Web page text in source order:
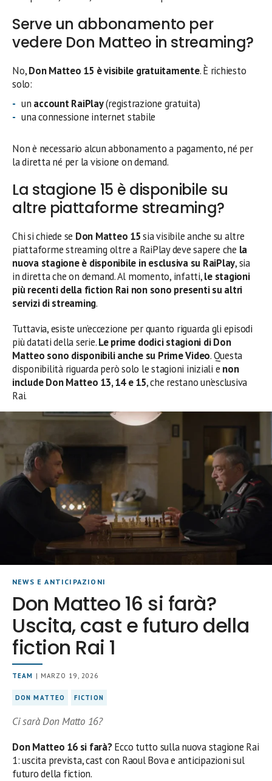
Serve un abbonamento per
vedere Don Matteo in streaming?
No,Don Matteo 15 è visibile gratuitamente. È richiesto
solo:
un account RaiPlay(registrazione gratuita)
una connessione internet stabile
Non è necessario alcun abbonamento a pagamento, né per
la diretta né per la visione on demand.
La stagione 15 è disponibile su
altre piattaforme streaming?
Chi si chiede se Don Matteo 15sia visibile anche su altre
piattaforme streaming oltre a RaiPlay deve sapere che la
nuova stagione è disponibile in esclusiva su RaiPlay, sia
in diretta che on demand. Al momento, infatti,le stagioni
più recenti della fiction Rai non sono presenti su altri
servizi di streaming.
Tuttavia, esiste un’eccezione per quanto riguarda gli episodi
più datati della serie.Le prime dodici stagioni di Don
Matteo sono disponibili anche su Prime Video. Questa
disponibilità riguarda però solo le stagioni iniziali e non
include Don Matteo 13, 14 e 15, che restano un’esclusiva
Rai.
NEWS E ANTICIPAZIONI
Don Matteo 16 si farà?
Uscita, cast e futuro della
fiction Rai 1
TEAM | MARZO 19, 2026
DON MATTEO FICTION
Ci sarà Don Matto 16?
Don Matteo 16 si farà?Ecco tutto sulla nuova stagione Rai
1: uscita prevista, cast con Raoul Bova e anticipazioni sul
futuro della fiction.